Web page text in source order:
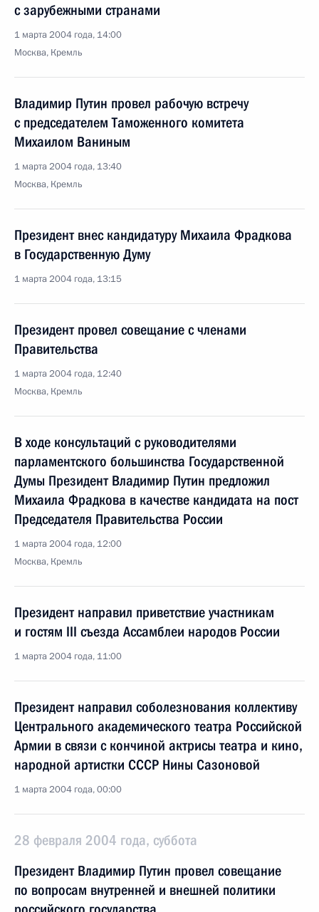
с зарубежными странами
1 марта 2004 года, 14:00
Москва, Кремль
Владимир Путин провел рабочую встречу
с председателем Таможенного комитета
Михаилом Ваниным
1 марта 2004 года, 13:40
Москва, Кремль
Президент внес кандидатуру Михаила Фрадкова
в Государственную Думу
1 марта 2004 года, 13:15
Президент провел совещание с членами
Правительства
1 марта 2004 года, 12:40
Москва, Кремль
В ходе консультаций с руководителями
парламентского большинства Государственной
Думы Президент Владимир Путин предложил
Михаила Фрадкова в качестве кандидата на пост
Председателя Правительства России
1 марта 2004 года, 12:00
Москва, Кремль
Президент направил приветствие участникам
и гостям III съезда Ассамблеи народов России
1 марта 2004 года, 11:00
Президент направил соболезнования коллективу
Центрального академического театра Российской
Армии в связи с кончиной актрисы театра и кино,
народной артистки СССР Нины Сазоновой
1 марта 2004 года, 00:00
28 февраля 2004 года, суббота
Президент Владимир Путин провел совещание
по вопросам внутренней и внешней политики